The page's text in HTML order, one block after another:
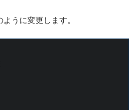
うに変更します。